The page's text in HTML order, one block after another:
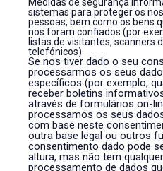
sistemas para proteger os
pessoas, bem como os bens
nos foram confiados (por
listas de visitantes, scanners
telefónicos)
Se nos tiver dado o seu
processarmos os seus
específicos (por exemplo,
receber boletins
através de formulários on-
processamos os seus
com base neste
outra base legal ou outros
consentimento dado pode
altura, mas não tem
processamento de dados